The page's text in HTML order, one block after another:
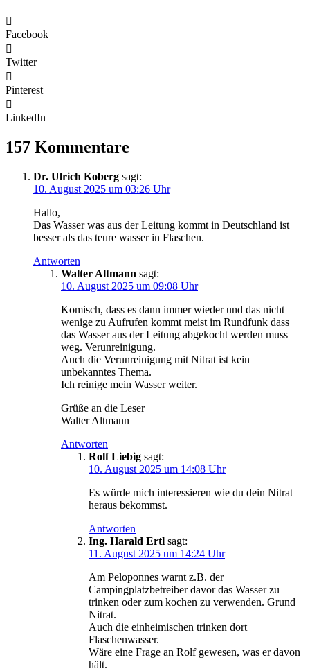
Facebook
Twitter
Pinterest
LinkedIn
157 Kommentare
Dr. Ulrich Koberg sagt:
10. August 2025 um 03:26 Uhr
Hallo,
Das Wasser was aus der Leitung kommt in Deutschland ist
besser als das teure wasser in Flaschen.
Antworten
Walter Altmann sagt:
10. August 2025 um 09:08 Uhr
Komisch, dass es dann immer wieder und das nicht
wenige zu Aufrufen kommt meist im Rundfunk dass
das Wasser aus der Leitung abgekocht werden muss
weg. Verunreinigung.
Auch die Verunreinigung mit Nitrat ist kein
unbekanntes Thema.
Ich reinige mein Wasser weiter.
Grüße an die Leser
Walter Altmann
Antworten
Rolf Liebig sagt:
10. August 2025 um 14:08 Uhr
Es würde mich interessieren wie du dein Nitrat
heraus bekommst.
Antworten
Ing. Harald Ertl sagt:
11. August 2025 um 14:24 Uhr
Am Peloponnes warnt z.B. der
Campingplatzbetreiber davor das Wasser zu
trinken oder zum kochen zu verwenden. Grund
Nitrat.
Auch die einheimischen trinken dort
Flaschenwasser.
Wäre eine Frage an Rolf gewesen, was er davon
hält.